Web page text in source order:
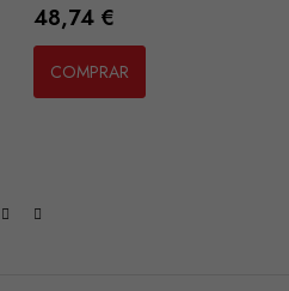
Preço
48,74 €
COMPRAR